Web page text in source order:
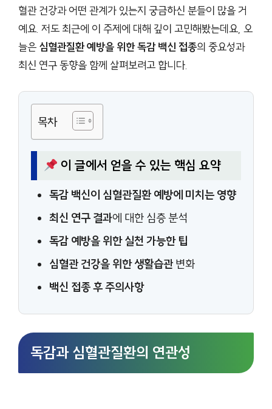
혈관 건강과 어떤 관계가 있는지 궁금하신 분들이 많을 거
예요. 저도 최근에 이 주제에 대해 깊이 고민해봤는데요, 오
늘은 심혈관질환 예방을 위한 독감 백신 접종의 중요성과
최신 연구 동향을 함께 살펴보려고 합니다.
목차
이 글에서 얻을 수 있는 핵심 요약
독감 백신이 심혈관질환 예방에 미치는 영향
최신 연구 결과에 대한 심층 분석
독감 예방을 위한 실천 가능한 팁
심혈관 건강을 위한 생활습관변화
백신 접종 후 주의사항
독감과 심혈관질환의 연관성